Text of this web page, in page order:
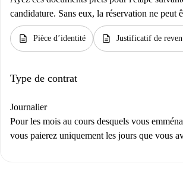
candidature. Sans eux, la réservation ne peut
description Pièce d’identité description Justificatif de
Type de contrat
Journalier
Pour les mois au cours desquels vous
vous paierez uniquement les jours que vous